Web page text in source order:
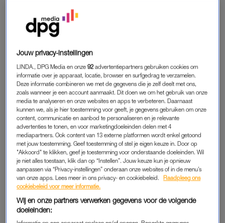
“Zij vertelde me dat ze op set was voor een seksscène en wat
ze daarmee verdiende. Jennifer was toen negentien en
studeerde daarnaast gewoon nog. Ik vond het meteen
van Kim Holland. Ik vroeg mijn moeder of ze dat oké vond en
die zei dat ik oud en wijs genoeg was om dat zelf te bepalen.
De volgende dag had ik de opnames van mijn eerste
pornofilm.”
EERSTE KEER
“Ik was die eerste keer voor camera heel zenuwachtig”, vertelt
Romy. “Mijn tegenspeler was een stuk ouder en ik had nog
nooit sex gehad met een veel ouder iemand. Daar kwam nog
bij dat Kim Holland er zelf ook was en ik natuurlijk indruk op
haar wilde maken. Bij mijn tweede film waren alle zenuwen
weg en voelde het alsof ik al twintig jaar in het vak zat.”
Jouw privacy-instellingen
LINDA., DPG Media en onze92 advertentiepartners gebruiken cookies om
informatie over je apparaat, locatie, browser en surfgedrag te verzamelen.
Deze informatie combineren we met de gegevens die je zelf deelt met ons,
zoals wanneer je een account aanmaakt. Dit doen we om het gebruik van onze
media te analyseren en onze websites en apps te verbeteren. Daarnaast
kunnen we, als je hier toestemming voor geeft, je gegevens gebruiken om onze
content, communicatie en aanbod te personaliseren en je relevante
advertenties te tonen, en voor marketingdoeleinden delen met 4
mediapartners. Ook content van 13 externe platformen wordt enkel getoond
met jouw toestemming. Geef toestemming of stel je eigen keuze in. Door op
"Akkoord" te klikken, geef je toestemming voor onderstaande doeleinden. Wil
je niet alles toestaan, klik dan op “Instellen”. Jouw keuze kun je opnieuw
aanpassen via “Privacy-instellingen” onderaan onze websites of in de menu’s
van onze apps. Lees meer in ons privacy- en cookiebeleid.
Raadpleeg ons
cookiebeleid voor meer informatie.
Wij en onze partners verwerken gegevens voor de volgende
doeleinden: